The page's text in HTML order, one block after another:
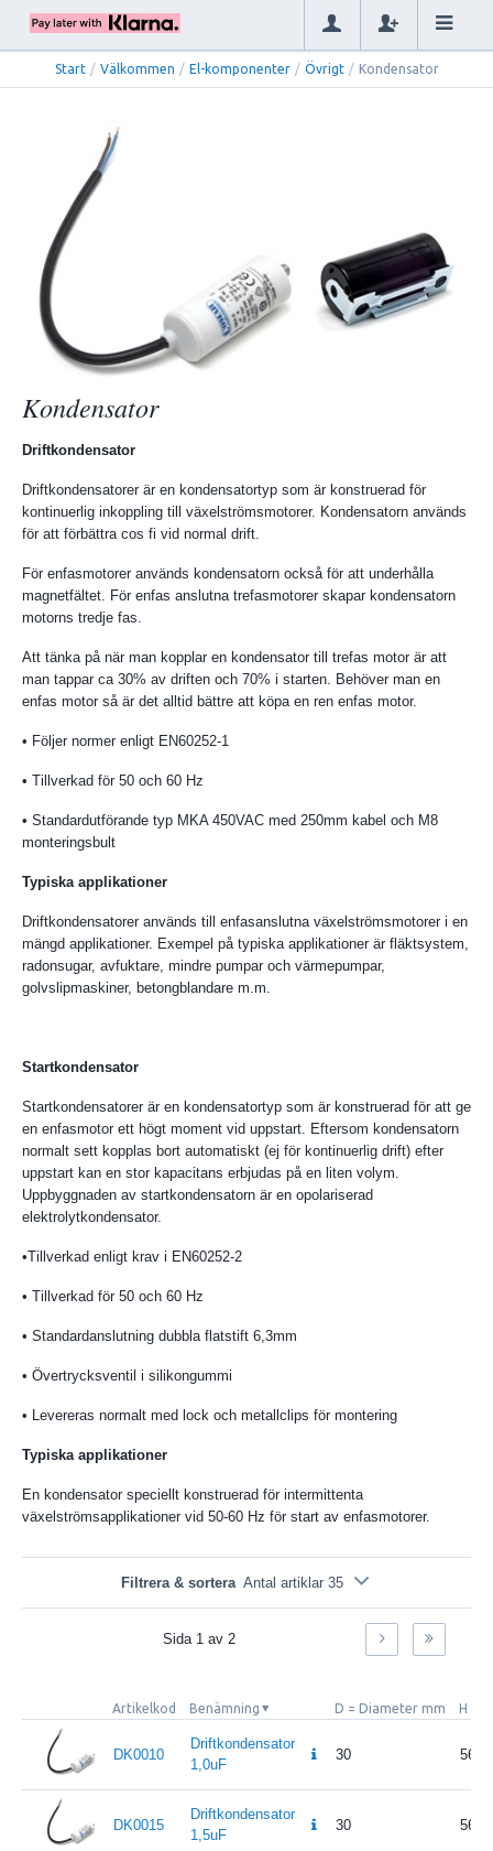
Start / Välkommen / El-komponenter / Övrigt / Kondensator
Kondensator
Driftkondensator
Driftkondensatorer är en kondensatortyp som är konstruerad för
kontinuerlig inkoppling till växelströmsmotorer. Kondensatorn används
för att förbättra cos fi vid normal drift.
För enfasmotorer används kondensatorn också för att underhålla
magnetfältet. För enfas anslutna trefasmotorer skapar kondensatorn
motorns tredje fas.
Att tänka på när man kopplar en kondensator till trefas motor är att
man tappar ca 30% av driften och 70% i starten. Behöver man en
enfas motor så är det alltid bättre att köpa en ren enfas motor.
• Följer normer enligt EN60252-1
• Tillverkad för 50 och 60 Hz
• Standardutförande typ MKA 450VAC med 250mm kabel och M8
monteringsbult
Typiska applikationer
Driftkondensatorer används till enfasanslutna växelströmsmotorer i en
mängd applikationer. Exempel på typiska applikationer är fläktsystem,
radonsugar, avfuktare, mindre pumpar och värmepumpar,
golvslipmaskiner, betongblandare m.m.
Startkondensator
Startkondensatorer är en kondensatortyp som är konstruerad för att ge
en enfasmotor ett högt moment vid uppstart. Eftersom kondensatorn
normalt sett kopplas bort automatiskt (ej för kontinuerlig drift) efter
uppstart kan en stor kapacitans erbjudas på en liten volym.
Uppbyggnaden av startkondensatorn är en opolariserad
elektrolytkondensator.
•Tillverkad enligt krav i EN60252-2
• Tillverkad för 50 och 60 Hz
• Standardanslutning dubbla flatstift 6,3mm
• Övertrycksventil i silikongummi
• Levereras normalt med lock och metallclips för montering
Typiska applikationer
En kondensator speciellt konstruerad för intermittenta
växelströmsapplikationer vid 50-60 Hz för start av enfasmotorer.
Filtrera & sortera Antal artiklar 35
Sida 1 av 2
Artikelkod Benämning D = Diameter mm H =
DK0010
Driftkondensator
1,0uF
30 56,5
DK0015
Driftkondensator
1,5uF
30 56,5